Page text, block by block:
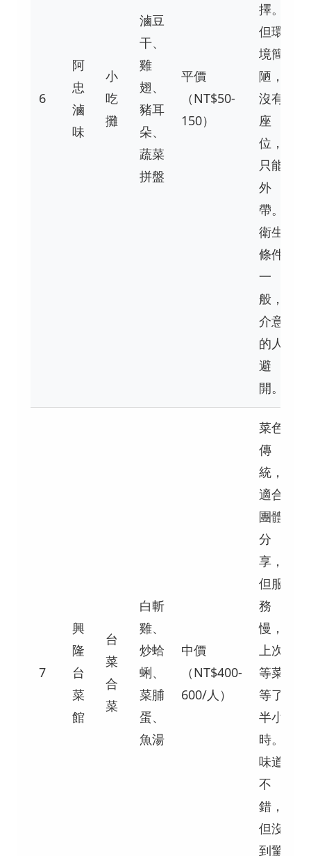
6
阿
忠
滷
味
小
吃
攤
滷豆
干、
雞
翅、
豬耳
朵、
蔬菜
拼盤
平價
（NT$50-
150）
擇。
但環
境簡
陋，
沒有
座
位，
只能
外
帶。
衛生
條件
一
般，
介意
的人
避
開。
7
興
隆
台
菜
館
台
菜
合
菜
白斬
雞、
炒蛤
蜊、
菜脯
蛋、
魚湯
中價
（NT$400-
600/人）
菜色
傳
統，
適合
團體
分
享，
但服
務
慢，
上次
等菜
等了
半小
時。
味道
不
錯，
但沒
到驚